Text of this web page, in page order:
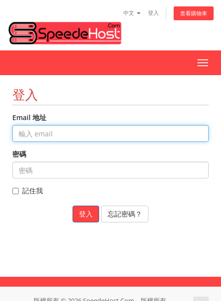
中文 登入 查看購物車
切
換
登入
Email 地址
密碼
記住我
忘記密碼？